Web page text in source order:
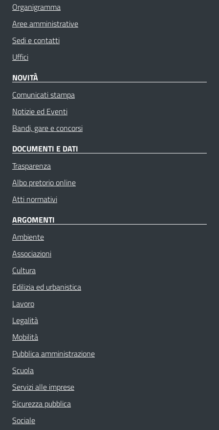
Organigramma
Aree amministrative
Sedi e contatti
Uffici
NOVITÀ
Comunicati stampa
Notizie ed Eventi
Bandi, gare e concorsi
DOCUMENTI E DATI
Trasparenza
Albo pretorio online
Atti normativi
ARGOMENTI
Ambiente
Associazioni
Cultura
Edilizia ed urbanistica
Lavoro
Legalità
Mobilità
Pubblica amministrazione
Scuola
Servizi alle imprese
Sicurezza pubblica
Sociale